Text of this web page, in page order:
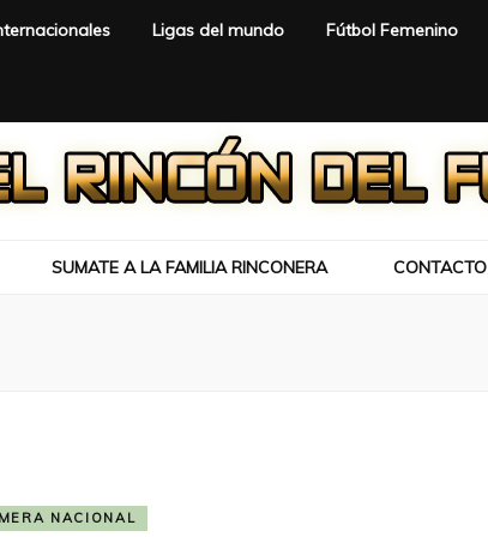
Ligas del mundo Fútbol Femenino
SUMATE A LA FAMILIA RINCONERA CONTACTO
NACIONAL